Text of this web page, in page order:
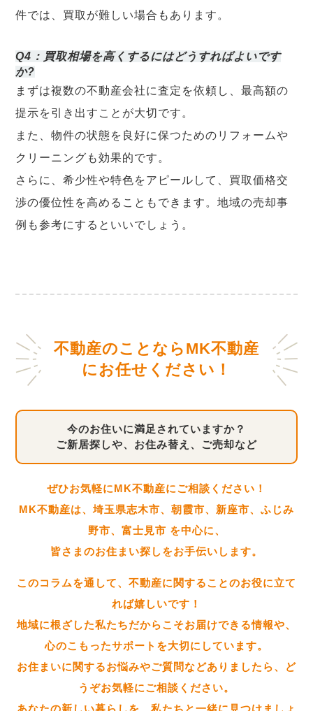
件では、買取が難しい場合もあります。
Q4：買取相場を高くするにはどうすればよいです
か?
まずは複数の不動産会社に査定を依頼し、最高額の
提示を引き出すことが大切です。
また、物件の状態を良好に保つためのリフォームや
クリーニングも効果的です。
さらに、希少性や特色をアピールして、買取価格交
渉の優位性を高めることもできます。地域の売却事
例も参考にするといいでしょう。
不動産のことならMK不動産
にお任せください！
今のお住いに満足されていますか？
ご新居探しや、お住み替え、ご売却など
ぜひお気軽にMK不動産にご相談ください！
MK不動産は、埼玉県志木市、朝霞市、新座市、ふじみ
野市、富士見市 を中心に、
皆さまのお住まい探しをお手伝いします。
このコラムを通して、不動産に関することのお役に立て
れば嬉しいです！
地域に根ざした私たちだからこそお届けできる情報や、
心のこもったサポートを大切にしています。
お住まいに関するお悩みやご質問などありましたら、ど
うぞお気軽にご相談ください。